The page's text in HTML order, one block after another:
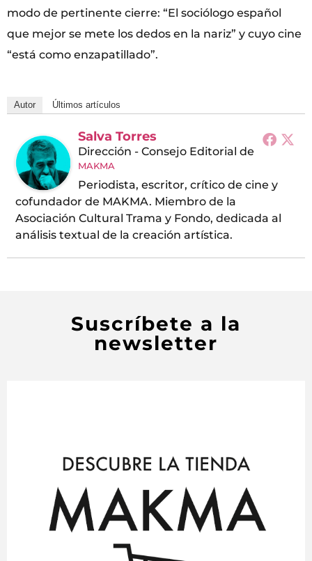
modo de pertinente cierre: “El sociólogo español
que mejor se mete los dedos en la nariz” y cuyo cine
“está como enzapatillado”.
Autor Últimos artículos
Salva Torres
Dirección - Consejo Editorial de
MAKMA
Periodista, escritor, crítico de cine y
cofundador de MAKMA. Miembro de la
Asociación Cultural Trama y Fondo, dedicada al
análisis textual de la creación artística.
Suscríbete a la
newsletter